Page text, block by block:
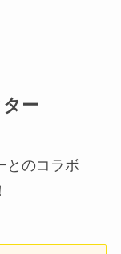
ー
とのコラボ